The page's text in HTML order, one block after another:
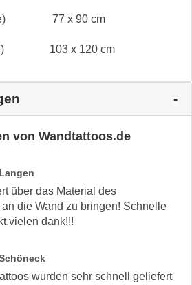
77 x 90 cm
103 x 120 cm
von Wandtattoos.de
über das Material des
die Wand zu bringen! Schnelle
dank!!!
wurden sehr schnell geliefert